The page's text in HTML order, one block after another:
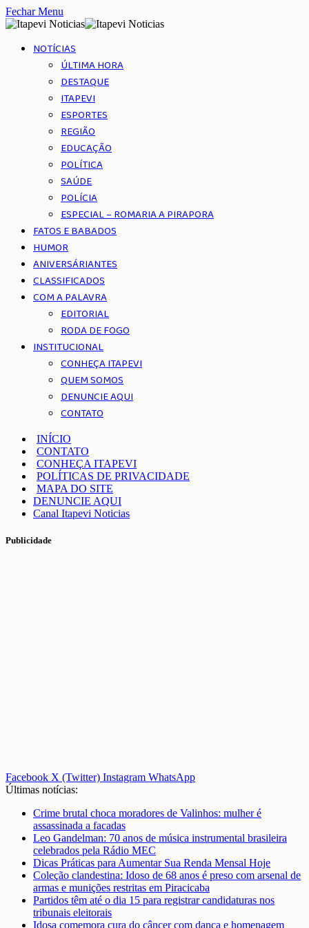
Fechar Menu
NOTÍCIAS
ÚLTIMA HORA
DESTAQUE
ITAPEVI
ESPORTES
REGIÃO
EDUCAÇÃO
POLÍTICA
SAÚDE
POLÍCIA
ESPECIAL – ROMARIA A PIRAPORA
FATOS E BABADOS
HUMOR
ANIVERSÁRIANTES
CLASSIFICADOS
COM A PALAVRA
EDITORIAL
RODA DE FOGO
INSTITUCIONAL
CONHEÇA ITAPEVI
QUEM SOMOS
DENUNCIE AQUI
CONTATO
INÍCIO
CONTATO
CONHEÇA ITAPEVI
POLÍTICAS DE PRIVACIDADE
MAPA DO SITE
DENUNCIE AQUI
Canal Itapevi Noticias
Publicidade
Facebook X (Twitter) Instagram WhatsApp
Últimas notícias:
Crime brutal choca moradores de Valinhos: mulher é
assassinada a facadas
Leo Gandelman: 70 anos de música instrumental brasileira
celebrados pela Rádio MEC
Dicas Práticas para Aumentar Sua Renda Mensal Hoje
Coleção clandestina: Idoso de 68 anos é preso com arsenal de
armas e munições restritas em Piracicaba
Partidos têm até o dia 15 para registrar candidaturas nos
tribunais eleitorais
Idosa comemora cura do câncer com dança e homenagem